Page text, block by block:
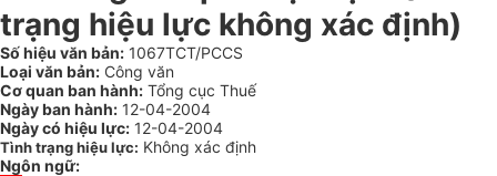
trạng hiệu lực không xác định)
Số hiệu văn bản: 1067TCT/PCCS
Loại văn bản: Công văn
Cơ quan ban hành: Tổng cục Thuế
Ngày ban hành: 12-04-2004
Ngày có hiệu lực: 12-04-2004
Tình trạng hiệu lực: Không xác định
Ngôn ngữ: